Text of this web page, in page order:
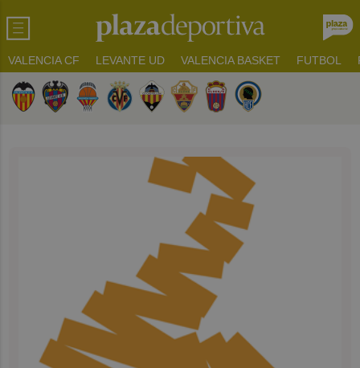
VALENCIA CF LEVANTE UD VALENCIA BASKET FUTBOL